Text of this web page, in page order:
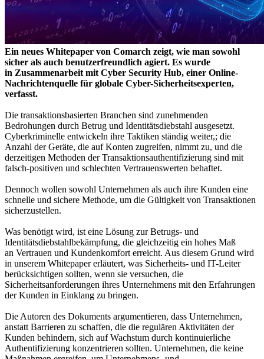
Ein neues Whitepaper von Comarch zeigt, wie man sowohl
sicher als auch benutzerfreundlich agiert. Es wurde
in Zusammenarbeit mit Cyber Security Hub, einer Online-
Nachrichtenquelle für globale Cyber-Sicherheitsexperten,
verfasst.
Die transaktionsbasierten Branchen sind zunehmenden
Bedrohungen durch Betrug und Identitätsdiebstahl ausgesetzt.
Cyberkriminelle entwickeln ihre Taktiken ständig weiter,; die
Anzahl der Geräte, die auf Konten zugreifen, nimmt zu, und die
derzeitigen Methoden der Transaktionsauthentifizierung sind mit
falsch-positiven und schlechten Vertrauenswerten behaftet.
Dennoch wollen sowohl Unternehmen als auch ihre Kunden eine
schnelle und sichere Methode, um die Gültigkeit von Transaktionen
sicherzustellen.
Was benötigt wird, ist eine Lösung zur Betrugs- und
Identitätsdiebstahlbekämpfung, die gleichzeitig ein hohes Maß
an Vertrauen und Kundenkomfort erreicht. Aus diesem Grund wird
in unserem Whitepaper erläutert, was Sicherheits- und IT-Leiter
berücksichtigen sollten, wenn sie versuchen, die
Sicherheitsanforderungen ihres Unternehmens mit den Erfahrungen
der Kunden in Einklang zu bringen.
Die Autoren des Dokuments argumentieren, dass Unternehmen,
anstatt Barrieren zu schaffen, die die regulären Aktivitäten der
Kunden behindern, sich auf Wachstum durch kontinuierliche
Authentifizierung konzentrieren sollten. Unternehmen, die keine